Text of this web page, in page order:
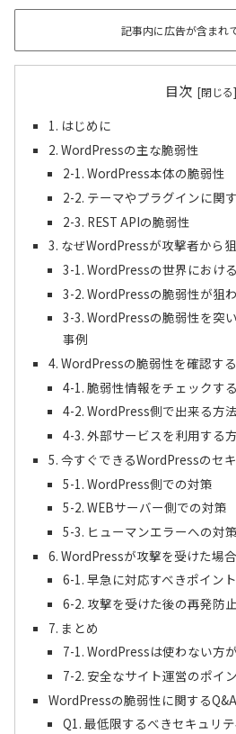
記事内に広告が含まれ
目次
1. はじめに
2. WordPressの主な脆弱性
2-1. WordPress本体の脆弱性
2-2. テーマやプラグインに関
2-3. REST APIの脆弱性
3. なぜWordPressが攻撃者から
3-1. WordPressの世界におけ
3-2. WordPressの脆弱性が狙
3-3. WordPressの脆弱性を突
事例
4. WordPressの脆弱性を確認す
4-1. 脆弱性情報をチェックす
4-2. WordPress側で出来る方法
4-3. 外部サービスを利用する
5. 今すぐできるWordPressのセ
5-1. WordPress側での対策
5-2. WEBサーバー側での対策
5-3. ヒューマンエラーへの対策
6. WordPressが攻撃を受けた場
6-1. 早急に対応すべきポイント
6-2. 攻撃を受けた後の再発防
7. まとめ
7-1. WordPressは使わない方
7-2. 安全なサイト運営のポイ
WordPressの脆弱性に関する
Q1. 最低限するべきセキュリ